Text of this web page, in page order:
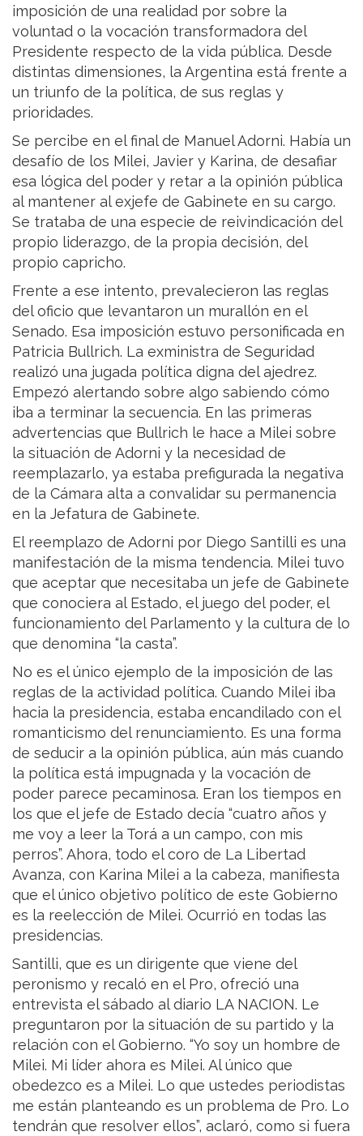
imposición de una realidad por sobre la
voluntad o la vocación transformadora del
Presidente respecto de la vida pública. Desde
distintas dimensiones, la Argentina está frente a
un triunfo de la política, de sus reglas y
prioridades.
Se percibe en el final de Manuel Adorni. Había un
desafío de los Milei, Javier y Karina, de desafiar
esa lógica del poder y retar a la opinión pública
al mantener al exjefe de Gabinete en su cargo.
Se trataba de una especie de reivindicación del
propio liderazgo, de la propia decisión, del
propio capricho.
Frente a ese intento, prevalecieron las reglas
del oficio que levantaron un murallón en el
Senado. Esa imposición estuvo personificada en
Patricia Bullrich. La exministra de Seguridad
realizó una jugada política digna del ajedrez.
Empezó alertando sobre algo sabiendo cómo
iba a terminar la secuencia. En las primeras
advertencias que Bullrich le hace a Milei sobre
la situación de Adorni y la necesidad de
reemplazarlo, ya estaba prefigurada la negativa
de la Cámara alta a convalidar su permanencia
en la Jefatura de Gabinete.
El reemplazo de Adorni por Diego Santilli es una
manifestación de la misma tendencia. Milei tuvo
que aceptar que necesitaba un jefe de Gabinete
que conociera al Estado, el juego del poder, el
funcionamiento del Parlamento y la cultura de lo
que denomina “la casta”.
No es el único ejemplo de la imposición de las
reglas de la actividad política. Cuando Milei iba
hacia la presidencia, estaba encandilado con el
romanticismo del renunciamiento. Es una forma
de seducir a la opinión pública, aún más cuando
la política está impugnada y la vocación de
poder parece pecaminosa. Eran los tiempos en
los que el jefe de Estado decía “cuatro años y
me voy a leer la Torá a un campo, con mis
perros”. Ahora, todo el coro de La Libertad
Avanza, con Karina Milei a la cabeza, manifiesta
que el único objetivo político de este Gobierno
es la reelección de Milei. Ocurrió en todas las
presidencias.
Santilli, que es un dirigente que viene del
peronismo y recaló en el Pro, ofreció una
entrevista el sábado al diario LA NACION. Le
preguntaron por la situación de su partido y la
relación con el Gobierno. “Yo soy un hombre de
Milei. Mi líder ahora es Milei. Al único que
obedezco es a Milei. Lo que ustedes periodistas
me están planteando es un problema de Pro. Lo
tendrán que resolver ellos”, aclaró, como si fuera